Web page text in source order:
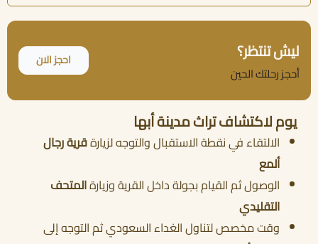
ليش تنتظر؟
أحجز رحلتك الحين
احجز الان
أحجز الان
يوم لاكتشاف تراث مدينة أبها
الالتقاء في نقطة الاستقبال والتوجه لزيارةقرية رجال
ألمع
الوصول ثم القيام بجولة داخل القرية وزيارةالمتحف
التقليدي
وقت مخصص لتناول الغداء السعودي ثم التوجه إلى